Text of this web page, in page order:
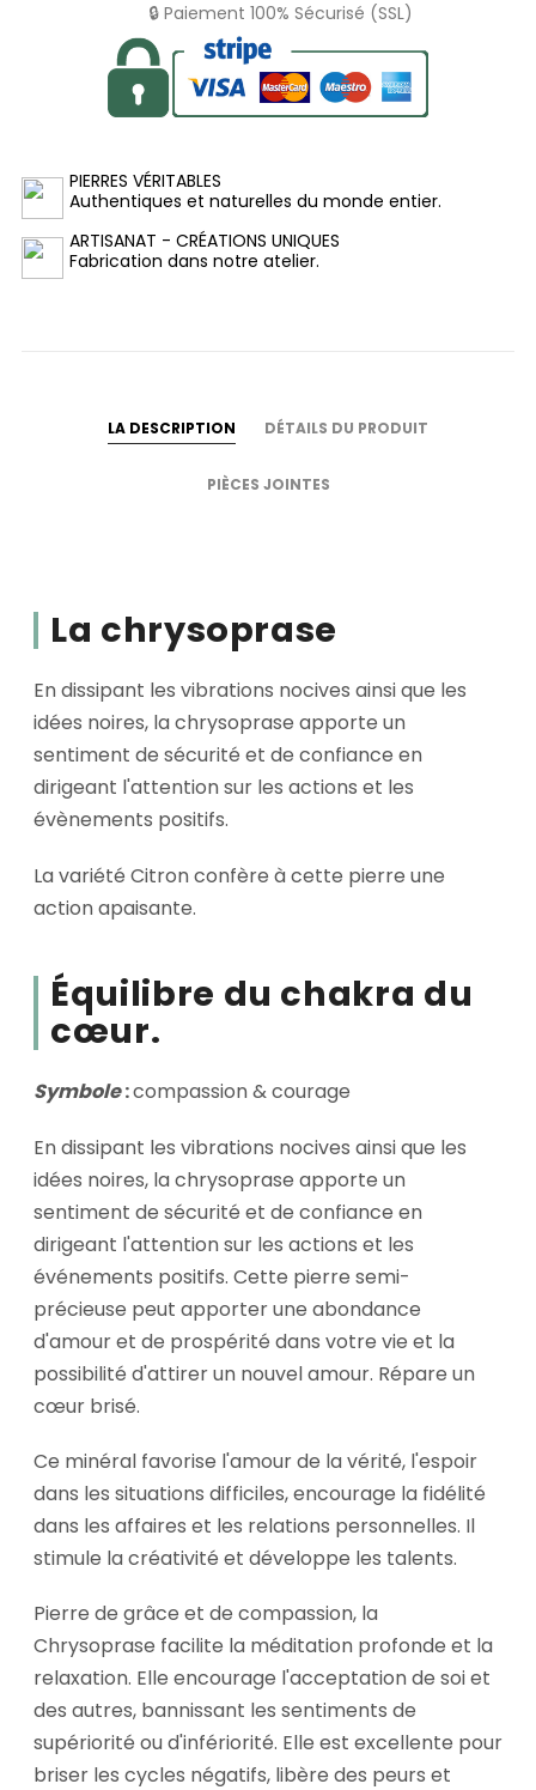
🔒 Paiement 100% Sécurisé (SSL)
PIERRES VÉRITABLES
Authentiques et naturelles du monde entier.
ARTISANAT - CRÉATIONS UNIQUES
Fabrication dans notre atelier.
LA DESCRIPTION DÉTAILS DU PRODUIT
PIÈCES JOINTES
La chrysoprase
En dissipant les vibrations nocives ainsi que les
idées noires, la chrysoprase apporte un
sentiment de sécurité et de confiance en
dirigeant l'attention sur les actions et les
évènements positifs.
La variété Citron confère à cette pierre une
action apaisante.
Équilibre du chakra du
cœur.
Symbole:compassion & courage
En dissipant les vibrations nocives ainsi que les
idées noires, la chrysoprase apporte un
sentiment de sécurité et de confiance en
dirigeant l'attention sur les actions et les
événements positifs. Cette pierre semi-
précieuse peut apporter une abondance
d'amour et de prospérité dans votre vie et la
possibilité d'attirer un nouvel amour. Répare un
cœur brisé.
Ce minéral favorise l'amour de la vérité, l'espoir
dans les situations difficiles, encourage la fidélité
dans les affaires et les relations personnelles. Il
stimule la créativité et développe les talents.
Pierre de grâce et de compassion, la
Chrysoprase facilite la méditation profonde et la
relaxation. Elle encourage l'acceptation de soi et
des autres, bannissant les sentiments de
supériorité ou d'infériorité. Elle est excellente pour
briser les cycles négatifs, libère des peurs et